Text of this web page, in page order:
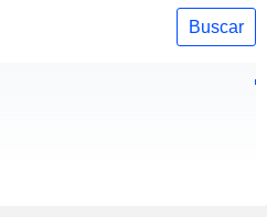
Buscar